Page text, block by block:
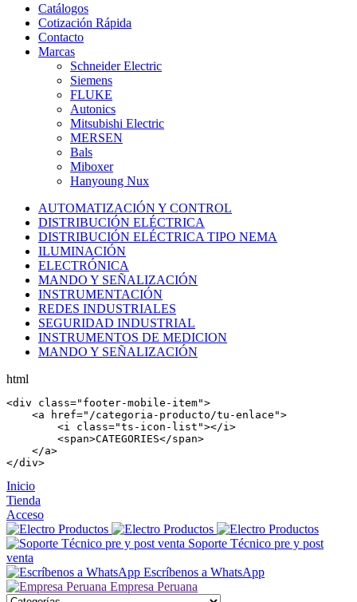
Catálogos
Cotización Rápida
Contacto
Marcas
Schneider Electric
Siemens
FLUKE
Autonics
Mitsubishi Electric
MERSEN
Bals
Miboxer
Hanyoung Nux
AUTOMATIZACIÓN Y CONTROL
DISTRIBUCIÓN ELÉCTRICA
DISTRIBUCIÓN ELÉCTRICA TIPO NEMA
ILUMINACIÓN
ELECTRÓNICA
MANDO Y SEÑALIZACIÓN
INSTRUMENTACIÓN
REDES INDUSTRIALES
SEGURIDAD INDUSTRIAL
INSTRUMENTOS DE MEDICION
MANDO Y SEÑALIZACIÓN
html
<div class="footer-mobile-item">
    <
a href="/categoria-producto/tu-enlace">
        <
i class="ts-icon-list"></i >
        <
span>CATEGORIES</span>
    </
a>
</div>
Inicio
Tienda
Acceso
Soporte Técnico pre y post
venta
Escríbenos a WhatsApp
Empresa Peruana